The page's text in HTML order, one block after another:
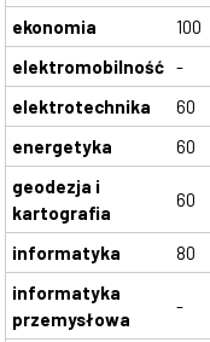
ekonomia
100
elektromobilność -
elektrotechnika
60
energetyka
60
geodezja i
kartografia
60
informatyka 80
informatyka
przemysłowa
-